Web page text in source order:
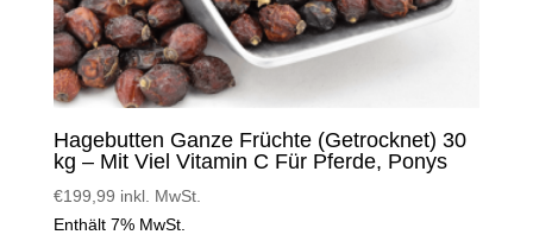
Hagebutten Ganze Früchte (Getrocknet) 30
kg – Mit Viel Vitamin C Für Pferde, Ponys
€199,99 inkl. MwSt.
Enthält 7% MwSt.